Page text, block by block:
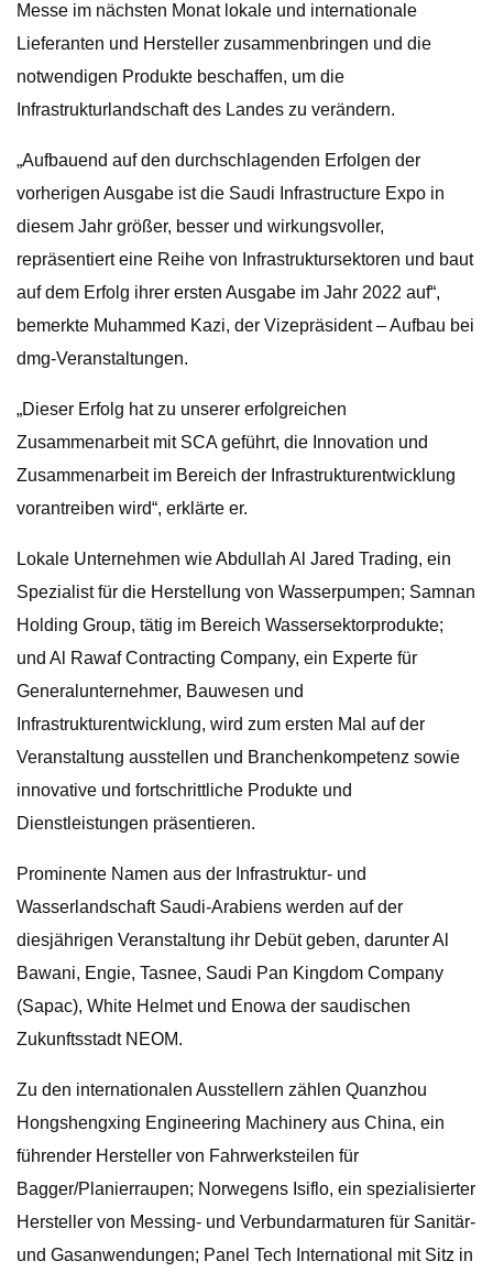
Messe im nächsten Monat lokale und internationale
Lieferanten und Hersteller zusammenbringen und die
notwendigen Produkte beschaffen, um die
Infrastrukturlandschaft des Landes zu verändern.
„Aufbauend auf den durchschlagenden Erfolgen der
vorherigen Ausgabe ist die Saudi Infrastructure Expo in
diesem Jahr größer, besser und wirkungsvoller,
repräsentiert eine Reihe von Infrastruktursektoren und baut
auf dem Erfolg ihrer ersten Ausgabe im Jahr 2022 auf“,
bemerkte Muhammed Kazi, der Vizepräsident – Aufbau bei
dmg-Veranstaltungen.
„Dieser Erfolg hat zu unserer erfolgreichen
Zusammenarbeit mit SCA geführt, die Innovation und
Zusammenarbeit im Bereich der Infrastrukturentwicklung
vorantreiben wird“, erklärte er.
Lokale Unternehmen wie Abdullah Al Jared Trading, ein
Spezialist für die Herstellung von Wasserpumpen; Samnan
Holding Group, tätig im Bereich Wassersektorprodukte;
und Al Rawaf Contracting Company, ein Experte für
Generalunternehmer, Bauwesen und
Infrastrukturentwicklung, wird zum ersten Mal auf der
Veranstaltung ausstellen und Branchenkompetenz sowie
innovative und fortschrittliche Produkte und
Dienstleistungen präsentieren.
Prominente Namen aus der Infrastruktur- und
Wasserlandschaft Saudi-Arabiens werden auf der
diesjährigen Veranstaltung ihr Debüt geben, darunter Al
Bawani, Engie, Tasnee, Saudi Pan Kingdom Company
(Sapac), White Helmet und Enowa der saudischen
Zukunftsstadt NEOM.
Zu den internationalen Ausstellern zählen Quanzhou
Hongshengxing Engineering Machinery aus China, ein
führender Hersteller von Fahrwerksteilen für
Bagger/Planierraupen; Norwegens Isiflo, ein spezialisierter
Hersteller von Messing- und Verbundarmaturen für Sanitär-
und Gasanwendungen; Panel Tech International mit Sitz in